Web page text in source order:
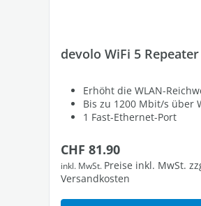
devolo WiFi 5
Erhöht die WLAN-
Bis zu 1200 Mbit/s über
1 Fast-Ethernet-Port
Regulärer Preis:
CHF 81.90
inkl. MwSt. Preise inkl. MwSt.
Versandkosten